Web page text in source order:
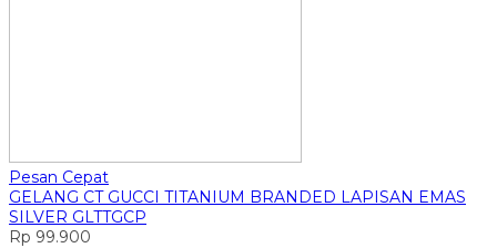
Pesan Cepat
GELANG CT GUCCI TITANIUM BRANDED LAPISAN EMAS
SILVER GLTTGCP
Rp 99.900